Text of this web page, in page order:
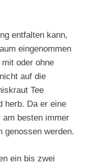
entfalten kann,
eingenommen
oder ohne
auf die
Tee
herb. Da er eine
am besten immer
genossen werden.
ein bis zwei